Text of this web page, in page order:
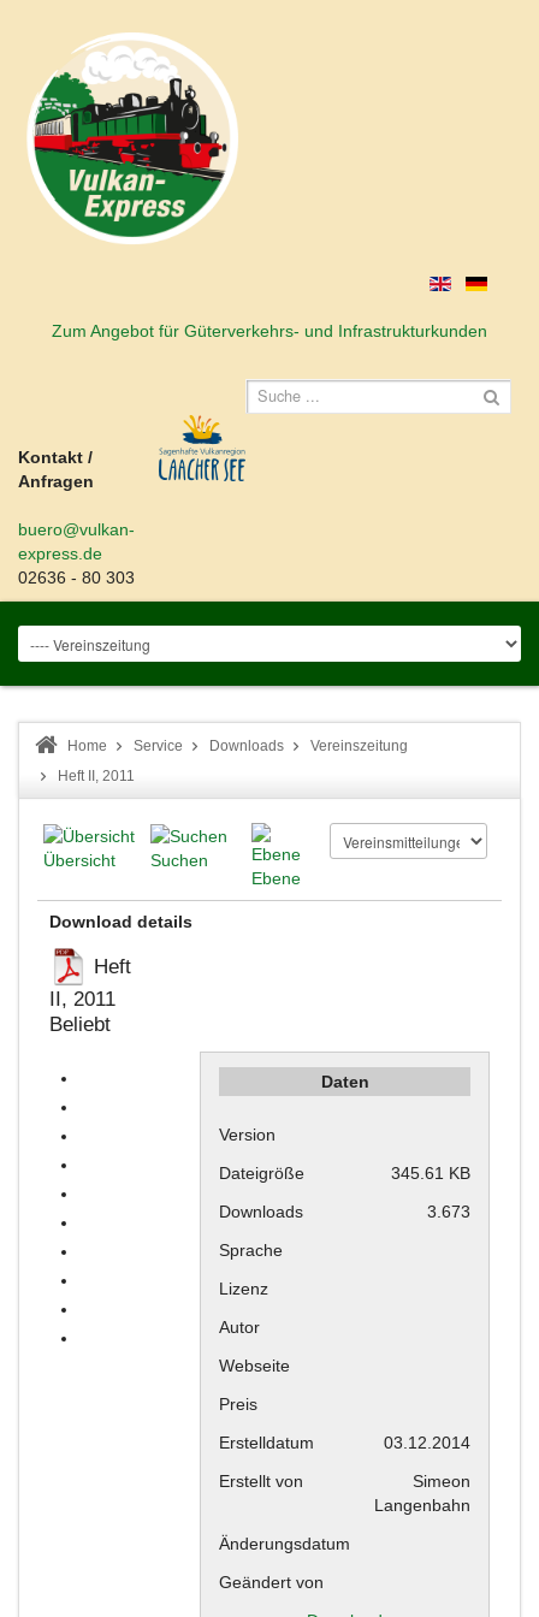
Zum Angebot für Güterverkehrs- und Infrastrukturkunden
Kontakt /
Anfragen
buero@vulkan-
express.de
02636 - 80 303
Home Service Downloads
Vereinszeitung
Heft II, 2011
Übersicht
Suchen
Ebene
Download details
Heft
II, 2011
Beliebt
Daten
Version
Dateigröße
345.61 KB
Downloads
3.673
Sprache
Lizenz
Autor
Webseite
Preis
Erstelldatum
03.12.2014
Erstellt von
Simeon
Langenbahn
Änderungsdatum
Geändert von